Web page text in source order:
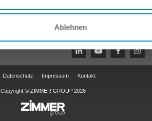
Ablehnen
Datenschutz Impressum Kontakt
Copyright © ZIMMER GROUP 2026